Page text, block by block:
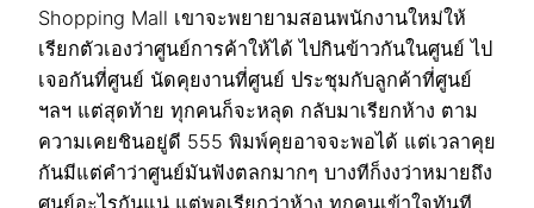
Shopping Mall เขาจะพยายามสอนพนักงานใหม่ให้
เรียกตัวเองว่าศูนย์การค้าให้ได้ ไปกินข้าวกันในศูนย์ ไป
เจอกันที่ศูนย์ นัดคุยงานที่ศูนย์ ประชุมกับลูกค้าที่ศูนย์
ฯลฯ แต่สุดท้าย ทุกคนก็จะหลุด กลับมาเรียกห้าง ตาม
ความเคยชินอยู่ดี 555 พิมพ์คุยอาจจะพอได้ แต่เวลาคุย
กันมีแต่คำว่าศูนย์มันฟังตลกมากๆ บางทีก็งงว่าหมายถึง
ศูนย์อะไรกันแน่ แต่พอเรียกว่าห้าง ทุกคนเข้าใจทันที